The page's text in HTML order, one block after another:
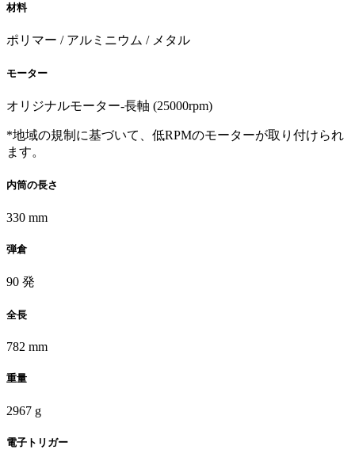
材料
ポリマー / アルミニウム / メタル
モーター
オリジナルモーター-長軸 (25000rpm)
*地域の規制に基づいて、低RPMのモーターが取り付けられ
ます。
内筒の長さ
330 mm
弾倉
90 発
全長
782 mm
重量
2967 g
電子トリガー